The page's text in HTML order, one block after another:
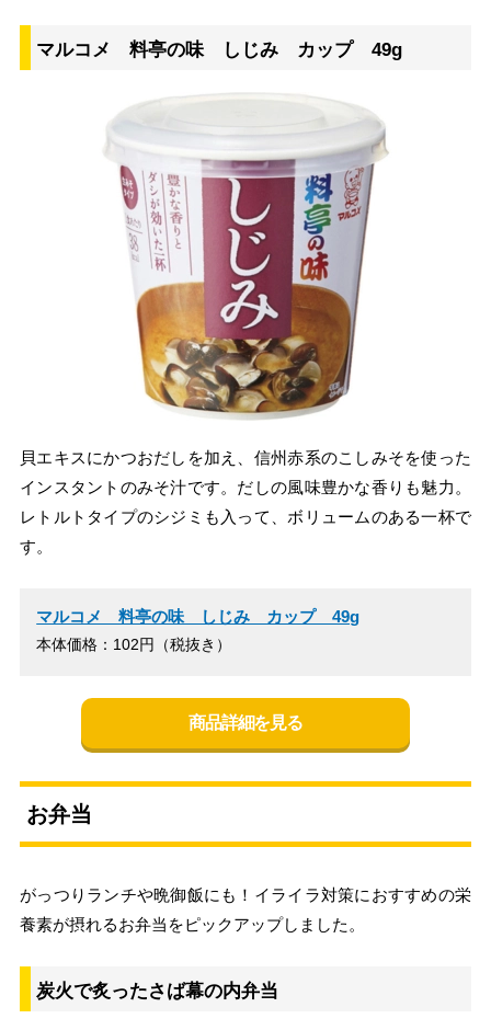
マルコメ 料亭の味 しじみ カップ 49g
貝エキスにかつおだしを加え、信州赤系のこしみそを使った
インスタントのみそ汁です。だしの風味豊かな香りも魅力。
レトルトタイプのシジミも入って、ボリュームのある一杯で
す。
マルコメ 料亭の味 しじみ カップ 49g
本体価格：102円（税抜き）
商品詳細を見る
お弁当
がっつりランチや晩御飯にも！イライラ対策におすすめの栄
養素が摂れるお弁当をピックアップしました。
炭火で炙ったさば幕の内弁当